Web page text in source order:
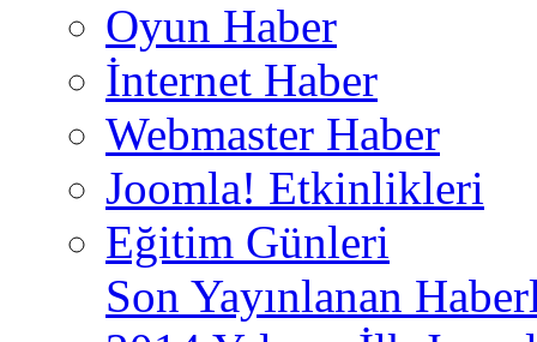
Oyun Haber
İnternet Haber
Webmaster Haber
Joomla! Etkinlikleri
Eğitim Günleri
Son Yayınlanan